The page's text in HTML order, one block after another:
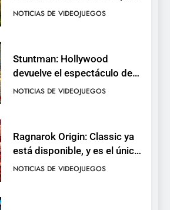
octubre en PS5 y PC
NOTICIAS DE VIDEOJUEGOS
Stuntman: Hollywood
devuelve el espectáculo de
la conducción acrobática a
NOTICIAS DE VIDEOJUEGOS
Ragnarok Origin: Classic ya
está disponible, y es el único
RO F2P-friendly de la saga
NOTICIAS DE VIDEOJUEGOS